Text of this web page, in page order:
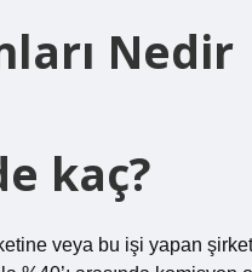
Nedir
kaç?
veya bu işi yapan